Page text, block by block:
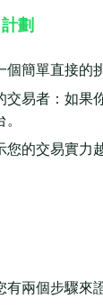
劃
個簡單直接的
交易者：如果
您的交易實力
有兩個步驟來